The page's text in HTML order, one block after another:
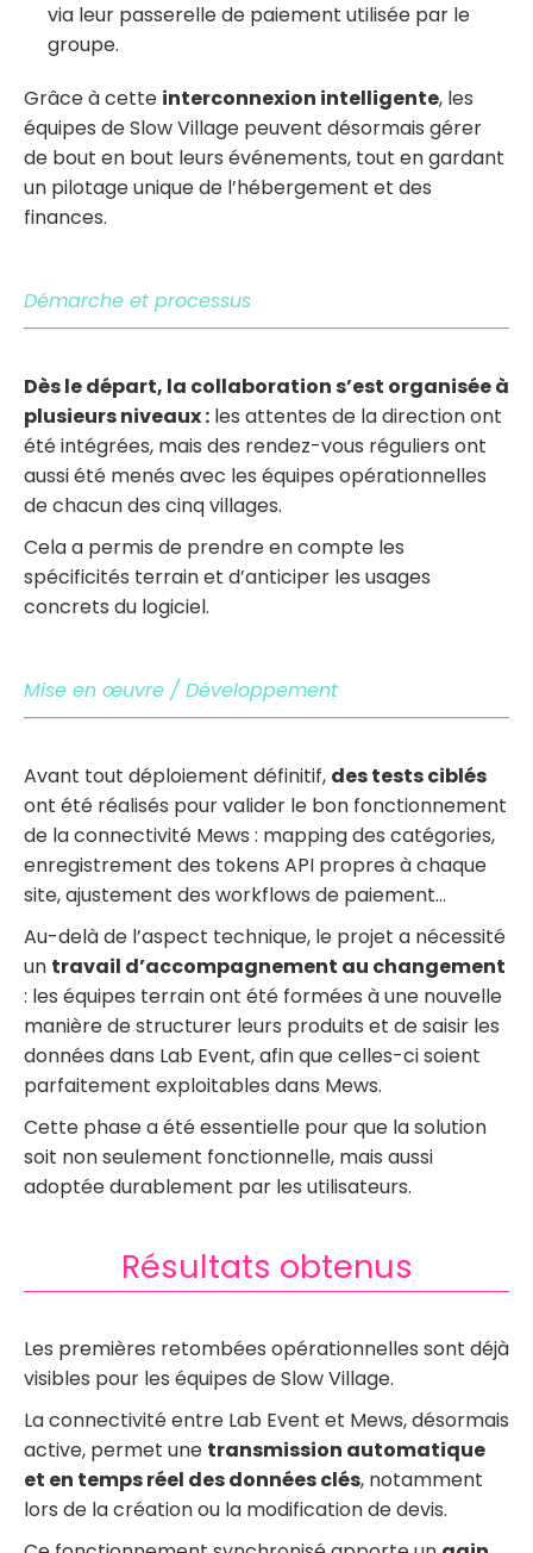
via leur passerelle de paiement utilisée par le
groupe.
Grâce à cette interconnexion intelligente, les
équipes de Slow Village peuvent désormais gérer
de bout en bout leurs événements, tout en gardant
un pilotage unique de l’hébergement et des
finances.
Démarche et processus
Dès le départ, la collaboration s’est organisée à
plusieurs niveaux : les attentes de la direction ont
été intégrées, mais des rendez-vous réguliers ont
aussi été menés avec les équipes opérationnelles
de chacun des cinq villages.
Cela a permis de prendre en compte les
spécificités terrain et d’anticiper les usages
concrets du logiciel.
Mise en œuvre / Développement
Avant tout déploiement définitif, des tests ciblés
ont été réalisés pour valider le bon fonctionnement
de la connectivité Mews : mapping des catégories,
enregistrement des tokens API propres à chaque
site, ajustement des workflows de paiement…
Au-delà de l’aspect technique, le projet a nécessité
un travail d’accompagnement au changement
: les équipes terrain ont été formées à une nouvelle
manière de structurer leurs produits et de saisir les
données dans Lab Event, afin que celles-ci soient
parfaitement exploitables dans Mews.
Cette phase a été essentielle pour que la solution
soit non seulement fonctionnelle, mais aussi
adoptée durablement par les utilisateurs.
Résultats obtenus
Les premières retombées opérationnelles sont déjà
visibles pour les équipes de Slow Village.
La connectivité entre Lab Event et Mews, désormais
active, permet une transmission automatique
et en temps réel des données clés, notamment
lors de la création ou la modification de devis.